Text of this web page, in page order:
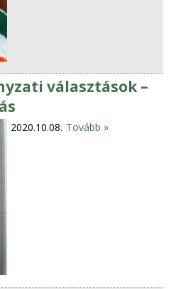
választások –
2020.10.08. Tovább »